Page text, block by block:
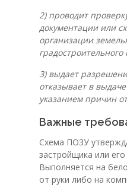
2) проводит
документации или
организации
3) выдает
отказывает в
указанием причин
Важные
Схема ПОЗУ
застройщика или
Выполняется на
от руки либо на